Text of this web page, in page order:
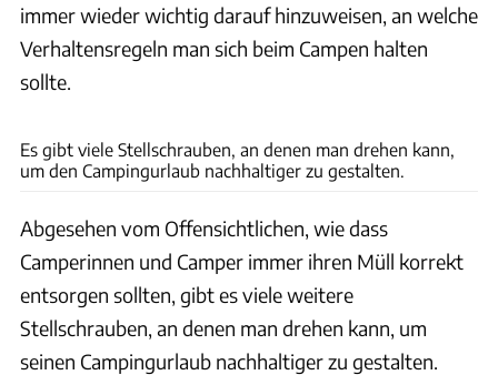
immer wieder wichtig darauf hinzuweisen, an welche
Verhaltensregeln man sich beim Campen halten
sollte.
Es gibt viele Stellschrauben, an denen man drehen kann,
um den Campingurlaub nachhaltiger zu gestalten.
Abgesehen vom Offensichtlichen, wie dass
Camperinnen und Camper immer ihren Müll korrekt
entsorgen sollten, gibt es viele weitere
Stellschrauben, an denen man drehen kann, um
seinen Campingurlaub nachhaltiger zu gestalten.